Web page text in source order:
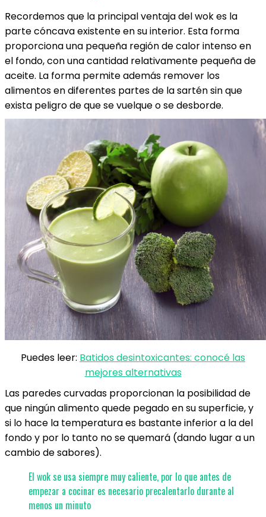
Recordemos que la principal ventaja del wok es la
parte cóncava existente en su interior. Esta forma
proporciona una pequeña región de calor intenso en
el fondo, con una cantidad relativamente pequeña de
aceite. La forma permite además remover los
alimentos en diferentes partes de la sartén sin que
exista peligro de que se vuelque o se desborde.
Puedes leer: Batidos desintoxicantes: conocé las
mejores alternativas
Las paredes curvadas proporcionan la posibilidad de
que ningún alimento quede pegado en su superficie, y
si lo hace la temperatura es bastante inferior a la del
fondo y por lo tanto no se quemará (dando lugar a un
cambio de sabores).
El wok se usa siempre muy caliente, por lo que antes de
empezar a cocinar es necesario precalentarlo durante al
menos un minuto